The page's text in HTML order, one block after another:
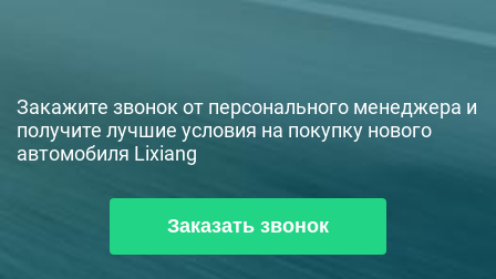
Закажите звонок от персонального менеджера и
получите лучшие условия на покупку нового
автомобиля Lixiang
Заказать звонок